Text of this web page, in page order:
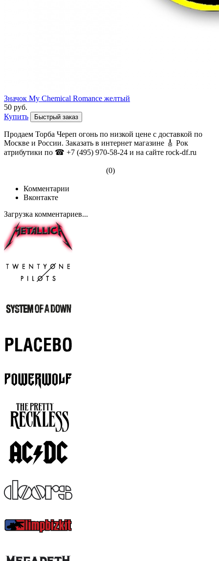
Значок My Chemical Romance желтый
50 руб.
Купить
Быстрый заказ
Продаем Торба Череп огонь по низкой цене с доставкой по
Москве и России. Заказать в интернет магазине 🎸 Рок
атрибутики по ☎ +7 (495) 970-58-24 и на сайте rock-df.ru
(0)
Комментарии
Вконтакте
Загрузка комментариев...